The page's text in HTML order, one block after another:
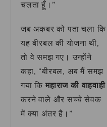
चलता हूँ।”
जब अकबर को पता चला कि
यह बीरबल की योजना थी,
तो वे समझ गए। उन्होंने
कहा, “बीरबल, अब मैं समझ
गया कि महाराज की वाहवाही
करने वाले और सच्चे सेवक
में क्या अंतर है।”